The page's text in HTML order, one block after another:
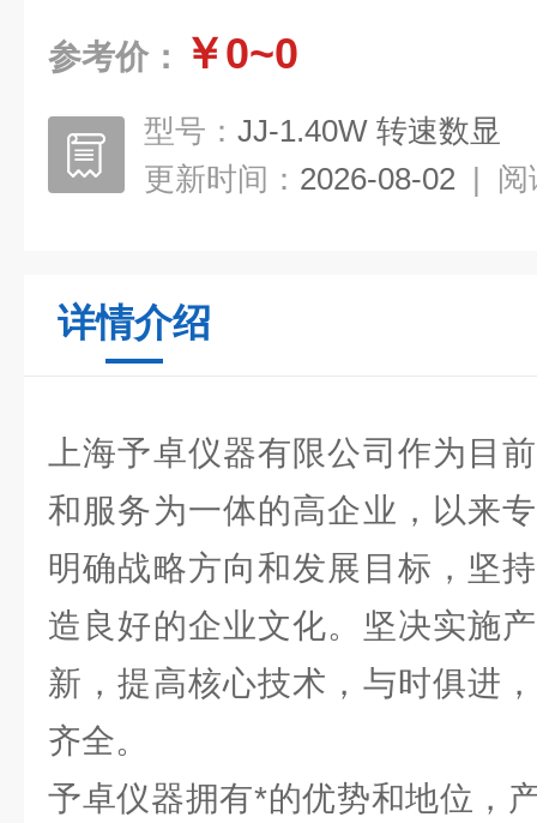
参考价： ￥0~0
型号： JJ-1.40W 转速数显
更新时间： 2026-08-02 | 阅
详情介绍
上海予卓仪器有限公司作为目
和服务为一体的高企业，以来
明确战略方向和发展目标，坚
造良好的企业文化。坚决实施
新，提高核心技术，与时俱进
齐全。
予卓仪器拥有*的优势和地位，